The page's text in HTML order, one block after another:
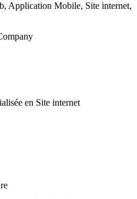
Application Mobile, Site internet,
en Site internet